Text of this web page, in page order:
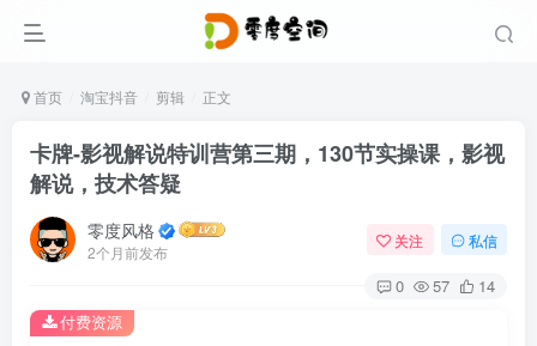
首页 淘宝抖音 剪辑 正文
卡牌-影视解说特训营第三期，130节实操课，影视
解说，技术答疑
零度风格
2个月前发布
关注 私信
0 57 14
付费资源